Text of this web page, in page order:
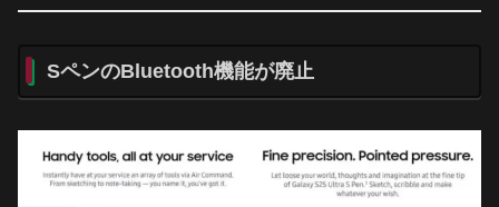
SペンのBluetooth機能が廃止